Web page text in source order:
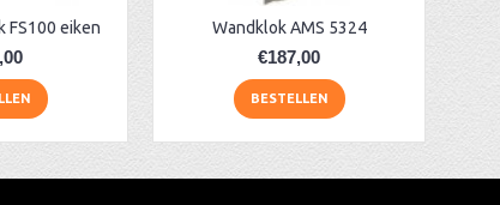
FS100 eiken Wandklok AMS 5324
€187,00
BESTELLEN